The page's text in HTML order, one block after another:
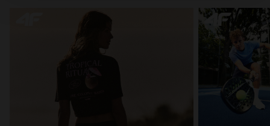
та в розділі «Деталі».